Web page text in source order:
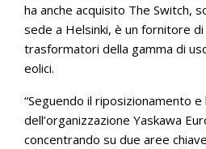
ha anche acquisito The Switch,
sede a Helsinki, è un fornitore
trasformatori della gamma di
eolici.
“Seguendo il riposizionamento
dell’organizzazione Yaskawa
concentrando su due aree